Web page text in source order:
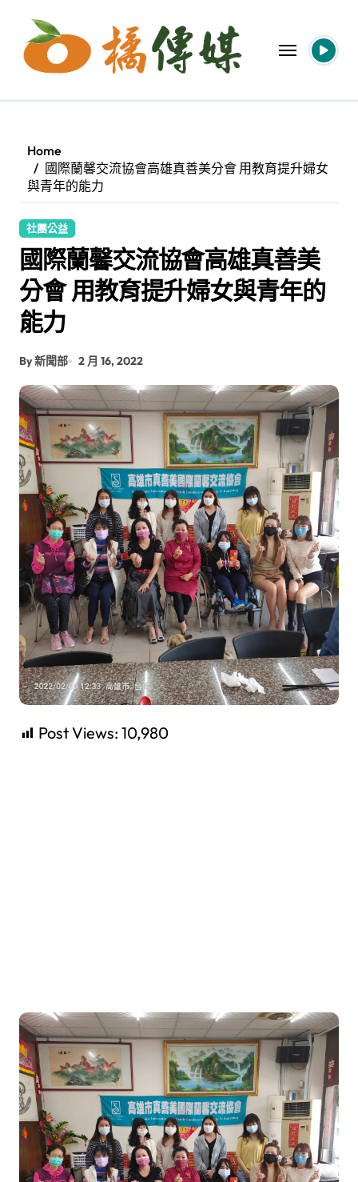
content
Home
國際蘭馨交流協會高雄真善美分會 用教育提升婦女
與青年的能力
社團公益
國際蘭馨交流協會高雄真善美
分會 用教育提升婦女與青年的
能力
By 新聞部 2 月 16, 2022
Post Views: 10,980